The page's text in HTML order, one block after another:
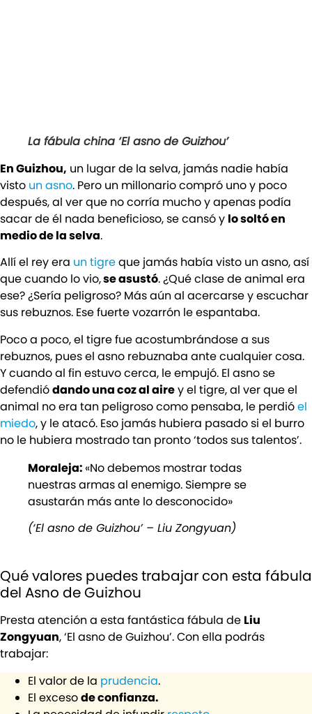
La fábula china ‘El asno de Guizhou’
En Guizhou, un lugar de la selva, jamás nadie había
visto un asno. Pero un millonario compró uno y poco
después, al ver que no corría mucho y apenas podía
sacar de él nada beneficioso, se cansó y lo soltó en
medio de la selva.
Allí el rey era un tigreque jamás había visto un asno, así
que cuando lo vio,se asustó. ¿Qué clase de animal era
ese? ¿Sería peligroso? Más aún al acercarse y escuchar
sus rebuznos. Ese fuerte vozarrón le espantaba.
Poco a poco, el tigre fue acostumbrándose a sus
rebuznos, pues el asno rebuznaba ante cualquier cosa.
Y cuando al fin estuvo cerca, le empujó. El asno se
defendiódando una coz al airey el tigre, al ver que el
animal no era tan peligroso como pensaba, le perdióel
miedo, y le atacó. Eso jamás hubiera pasado si el burro
no le hubiera mostrado tan pronto ‘todos sus talentos’.
Moraleja:«No debemos mostrar todas
nuestras armas al enemigo. Siempre se
asustarán más ante lo desconocido»
(‘El asno de Guizhou’ – Liu Zongyuan)
Qué valores puedes trabajar con esta fábula
del Asno de Guizhou
Presta atención a esta fantástica fábula de Liu
Zongyuan, ‘El asno de Guizhou’. Con ella podrás
trabajar:
El valor de la prudencia.
El excesode confianza.